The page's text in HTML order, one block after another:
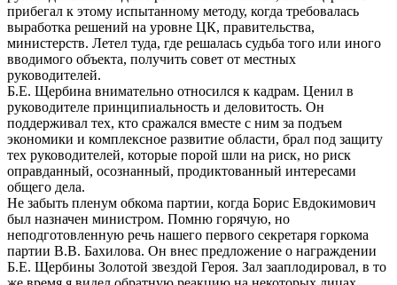
прибегал к этому испытанному методу, когда требовалась
выработка решений на уровне ЦК, правительства,
министерств. Летел туда, где решалась судьба того или иного
вводимого объекта, получить совет от местных
руководителей.
Б.Е. Щербина внимательно относился к кадрам. Ценил в
руководителе принципиальность и деловитость. Он
поддерживал тех, кто сражался вместе с ним за подъем
экономики и комплексное развитие области, брал под защиту
тех руководителей, которые порой шли на риск, но риск
оправданный, осознанный, продиктованный интересами
общего дела.
Не забыть пленум обкома партии, когда Борис Евдокимович
был назначен министром. Помню горячую, но
неподготовленную речь нашего первого секретаря горкома
партии В.В. Бахилова. Он внес предложение о награждении
Б.Е. Щербины Золотой звездой Героя. Зал зааплодировал, в то